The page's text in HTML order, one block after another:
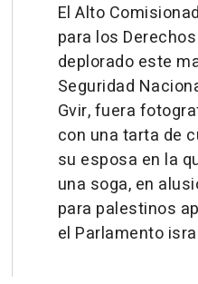
El Alto
para los
deplorado este
Seguridad
Gvir, fuera
con una tarta de
su esposa en la
una soga, en
para palestinos
el Parlamento